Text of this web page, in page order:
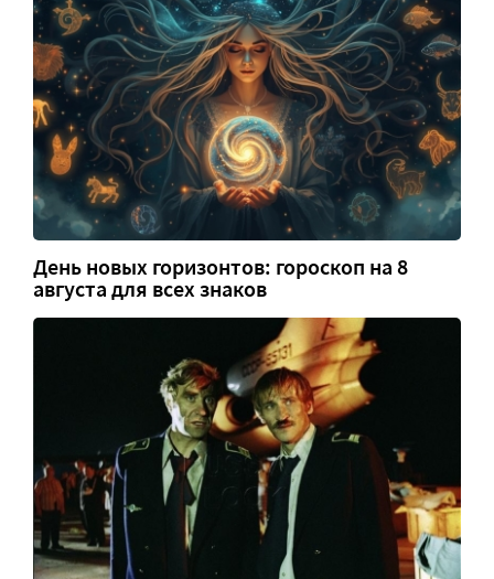
День новых горизонтов: гороскоп на 8
августа для всех знаков